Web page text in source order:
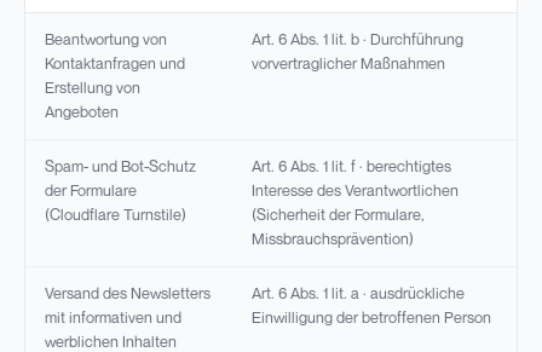
Beantwortung von
Kontaktanfragen und
Erstellung von
Angeboten
Art. 6 Abs. 1 lit. b · Durchführung
vorvertraglicher Maßnahmen
Spam- und Bot-Schutz
der Formulare
(Cloudflare Turnstile)
Art. 6 Abs. 1 lit. f · berechtigtes
Interesse des Verantwortlichen
(Sicherheit der Formulare,
Missbrauchsprävention)
Versand des Newsletters
mit informativen und
werblichen Inhalten
Art. 6 Abs. 1 lit. a · ausdrückliche
Einwilligung der betroffenen Person